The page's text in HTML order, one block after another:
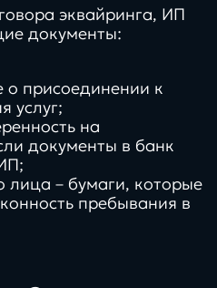
эквайринга, ИП
документы:
о присоединении к
услуг;
на
документы в банк
лица – бумаги, которые
пребывания в